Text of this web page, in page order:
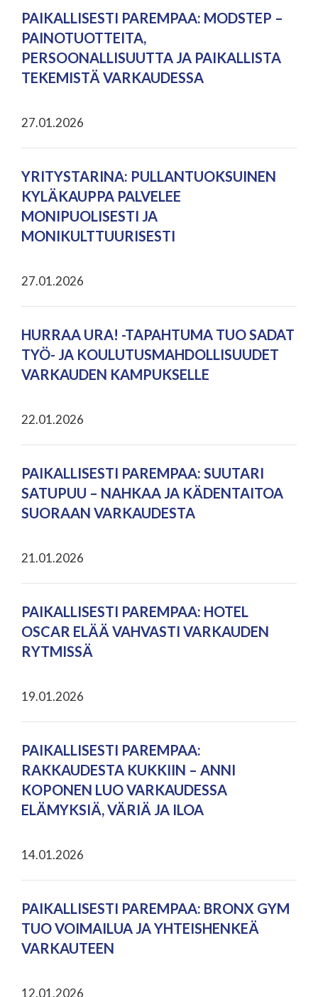
PAIKALLISESTI PAREMPAA: MODSTEP –
PAINOTUOTTEITA,
PERSOONALLISUUTTA JA PAIKALLISTA
TEKEMISTÄ VARKAUDESSA
27.01.2026
YRITYSTARINA: PULLANTUOKSUINEN
KYLÄKAUPPA PALVELEE
MONIPUOLISESTI JA
MONIKULTTUURISESTI
27.01.2026
HURRAA URA! -TAPAHTUMA TUO SADAT
TYÖ- JA KOULUTUSMAHDOLLISUUDET
VARKAUDEN KAMPUKSELLE
22.01.2026
PAIKALLISESTI PAREMPAA: SUUTARI
SATUPUU – NAHKAA JA KÄDENTAITOA
SUORAAN VARKAUDESTA
21.01.2026
PAIKALLISESTI PAREMPAA: HOTEL
OSCAR ELÄÄ VAHVASTI VARKAUDEN
RYTMISSÄ
19.01.2026
PAIKALLISESTI PAREMPAA:
RAKKAUDESTA KUKKIIN – ANNI
KOPONEN LUO VARKAUDESSA
ELÄMYKSIÄ, VÄRIÄ JA ILOA
14.01.2026
PAIKALLISESTI PAREMPAA: BRONX GYM
TUO VOIMAILUA JA YHTEISHENKEÄ
VARKAUTEEN
12.01.2026